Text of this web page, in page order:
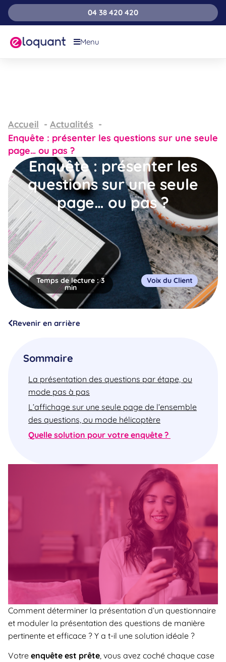
04 38 420 420
Menu
Accueil
Actualités
Enquête : présenter les questions sur une seule
page… ou pas ?
Enquête : présenter les
questions sur une seule
page… ou pas ?
Temps de lecture :3
min
Voix du Client
Revenir en arrière
Sommaire
La présentation des questions par étape, ou
mode pas à pas
L’affichage sur une seule page de l’ensemble
des questions, ou mode hélicoptère
Quelle solution pour votre enquête ?
Comment déterminer la présentation d’un questionnaire
et moduler la présentation des questions de manière
pertinente et efficace ? Y a t-il une solution idéale ?
Votre enquête est prête , vous avez coché chaque case